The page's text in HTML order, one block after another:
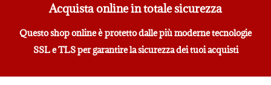
Acquista online in totale sicurezza
Questo shop online è protetto dalle più moderne tecnologie
SSL e TLS per garantire la sicurezza dei tuoi acquisti